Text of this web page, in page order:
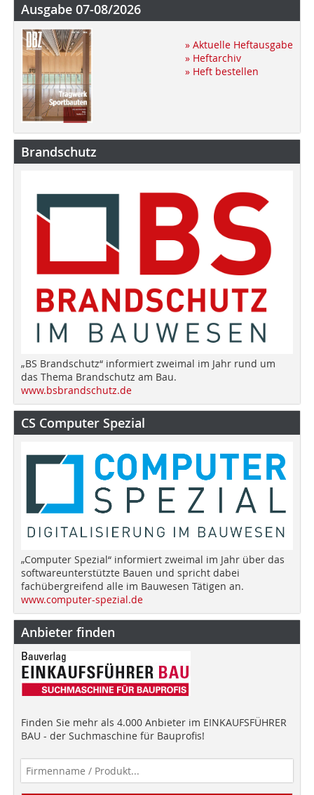
Ausgabe 07-08/2026
» Aktuelle Heftausgabe
» Heftarchiv
» Heft bestellen
Brandschutz
„BS Brandschutz“ informiert zweimal im Jahr rund um
das Thema Brandschutz am Bau.
www.bsbrandschutz.de
CS Computer Spezial
„Computer Spezial“ informiert zweimal im Jahr über das
softwareunterstützte Bauen und spricht dabei
fachübergreifend alle im Bauwesen Tätigen an.
www.computer-spezial.de
Anbieter finden
Finden Sie mehr als 4.000 Anbieter im EINKAUFSFÜHRER
BAU - der Suchmaschine für Bauprofis!